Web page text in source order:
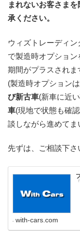
まれないお客さま
承ください。
ウィズトレーディ
で製造時オプショ
期間がプラスされま
(製造時オプション
び新古車(新車に近
車(現地で状態も確認
談しながら進めてま
先ずは、ご相談下さ
with-cars.com